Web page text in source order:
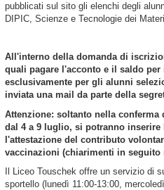
pubblicati sul sito gli elenchi degli
DIPIC, Scienze e Tecnologie dei
All'interno della domanda di
quali pagare l'acconto e il saldo per
esclusivamente per gli alunni
inviata una mail da parte della
Attenzione: soltanto nella
dal 4 a 9 luglio, si potranno inserire
l'attestazione del contributo
vaccinazioni (chiarimenti in seguito
Il Liceo Touschek offre un servizio di
sportello (lunedì 11:00-13:00,